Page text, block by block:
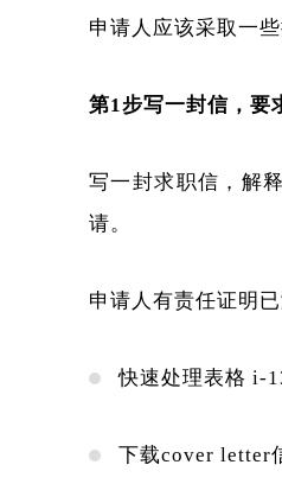
申请人应该采取一
第1步写一封信，要
写一封求职信，解
请。
申请人有责任证明
快速处理表格 i-
下载cover letter